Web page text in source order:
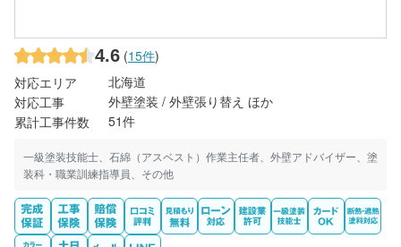
4.6 (15件)
対応エリア
北海道
対応工事
外壁塗装 / 外壁張り替え ほか
累計工事件数
51件
一級塗装技能士、石綿（アスベスト）作業主任者、外壁アドバイザー、塗
装科・職業訓練指導員、その他